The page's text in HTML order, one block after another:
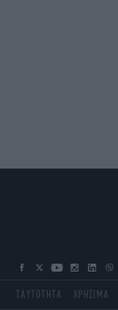
ΤΑΥΤΟΤΗΤΑ ΧΡΗΣΙΜΑ